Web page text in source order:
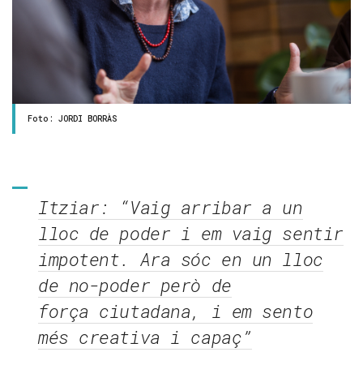
Foto: JORDI BORRÀS
Itziar: “Vaig arribar a un
lloc de poder i em vaig sentir
impotent. Ara sóc en un lloc
de no-poder però de
força ciutadana, i em sento
més creativa i capaç”